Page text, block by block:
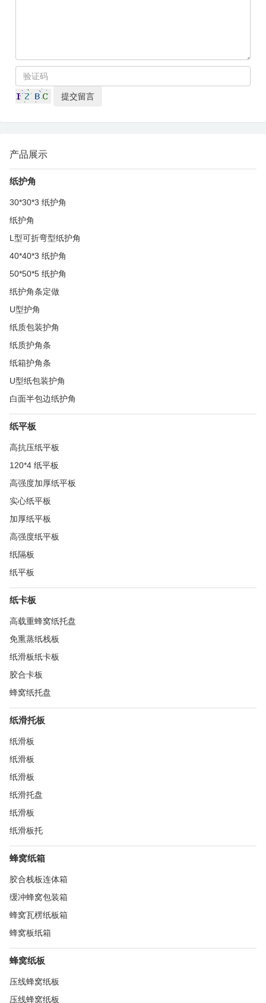
产品展示
纸护角
30*30*3 纸护角
纸护角
L型可折弯型纸护角
40*40*3 纸护角
50*50*5 纸护角
纸护角条定做
U型护角
纸质包装护角
纸质护角条
纸箱护角条
U型纸包装护角
白面半包边纸护角
纸平板
高抗压纸平板
120*4 纸平板
高强度加厚纸平板
实心纸平板
加厚纸平板
高强度纸平板
纸隔板
纸平板
纸卡板
高载重蜂窝纸托盘
免熏蒸纸栈板
纸滑板纸卡板
胶合卡板
蜂窝纸托盘
纸滑托板
纸滑板
纸滑板
纸滑板
纸滑托盘
纸滑板
纸滑板托
蜂窝纸箱
胶合栈板连体箱
缓冲蜂窝包装箱
蜂窝瓦楞纸板箱
蜂窝板纸箱
蜂窝纸板
压线蜂窝纸板
压线蜂窝纸板